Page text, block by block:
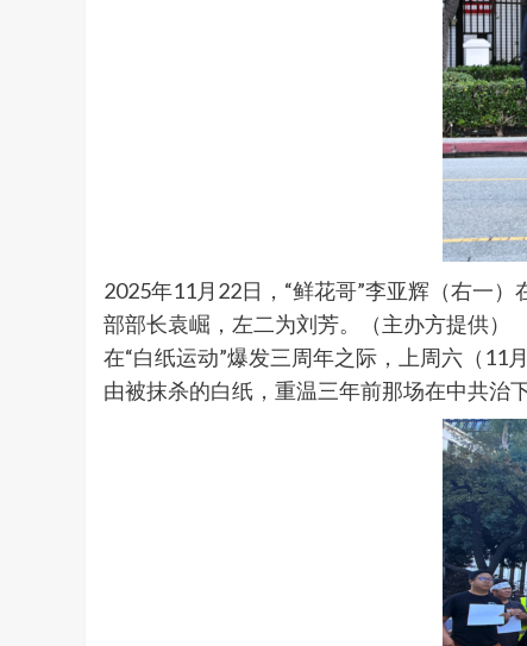
2025年11月22日，“鲜花哥”李亚辉（右一
部部长袁崛，左二为刘芳。（主办方提供）
在“白纸运动”爆发三周年之际，上周六（11
由被抹杀的白纸，重温三年前那场在中共治